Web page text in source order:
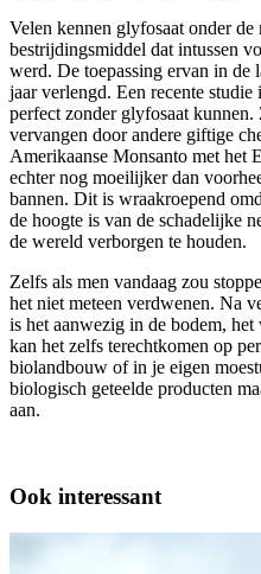
Velen kennen glyfosaat onder de
bestrijdingsmiddel dat intussen
werd. De toepassing ervan in de
jaar verlengd. Een recente
perfect zonder glyfosaat kunnen.
vervangen door andere giftige
Amerikaanse Monsanto met het
echter nog moeilijker dan
bannen. Dit is wraakroepend
de hoogte is van de schadelijke
de wereld verborgen te houden.
Zelfs als men vandaag zou
het niet meteen verdwenen. Na
is het aanwezig in de bodem,
kan het zelfs terechtkomen op
biolandbouw of in je eigen
biologisch geteelde producten
aan.
Ook interessant